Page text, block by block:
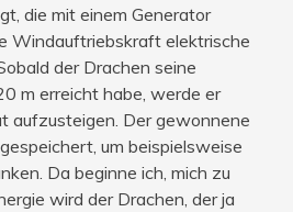
die mit einem Generator
Windauftriebskraft elektrische
der Drachen seine
m erreicht habe, werde er
aufzusteigen. Der gewonnene
um beispielsweise
Da beginne ich, mich zu
wird der Drachen, der ja